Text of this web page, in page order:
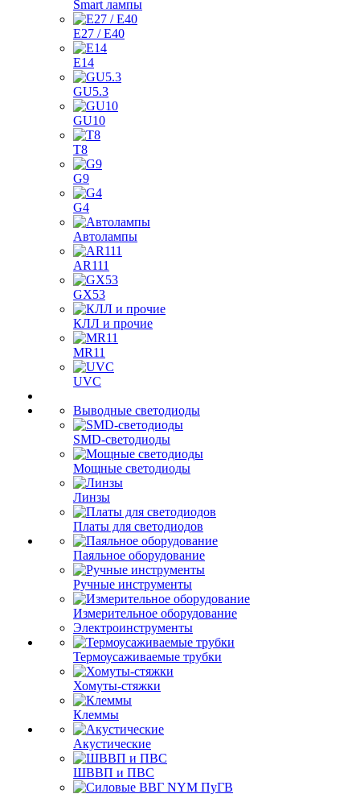
Smart лампы
E27 / E40
E14
GU5.3
GU10
T8
G9
G4
Автолампы
AR111
GX53
КЛЛ и прочие
MR11
UVC
Выводные светодиоды
SMD-светодиоды
Мощные светодиоды
Линзы
Платы для светодиодов
Паяльное оборудование
Ручные инструменты
Измерительное оборудование
Электроинструменты
Термоусаживаемые трубки
Хомуты-стяжки
Клеммы
Акустические
ШВВП и ПВС